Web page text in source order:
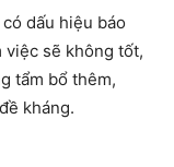
dấu hiệu báo
việc sẽ không tốt,
tẩm bổ thêm,
kháng.